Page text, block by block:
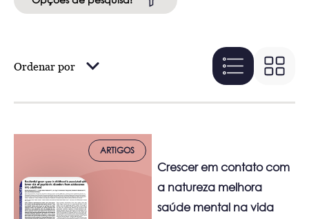
Ordenar por
ARTIGOS
Crescer em contato com
a natureza melhora
saúde mental na vida